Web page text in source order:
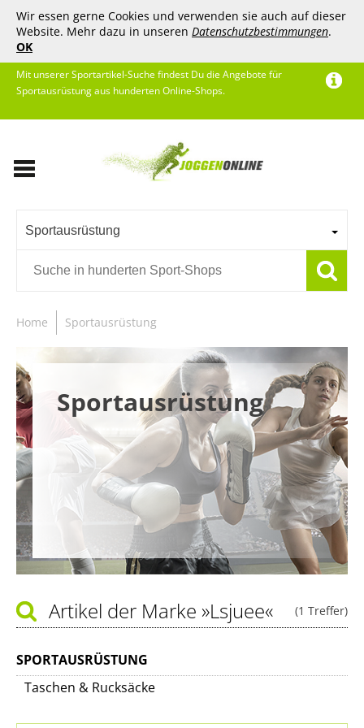
Wir essen gerne Cookies und verwenden sie auch auf dieser
Website. Mehr dazu in unseren Datenschutzbestimmungen.
OK
Mit unserer Sportartikel-Suche findest Du die Angebote für
Sportausrüstung aus hunderten Online-Shops.
Sportausrüstung
Home Sportausrüstung
Sportausrüstung
(1 Treffer)
Artikel der Marke »Lsjuee«
SPORTAUSRÜSTUNG
Taschen & Rucksäcke